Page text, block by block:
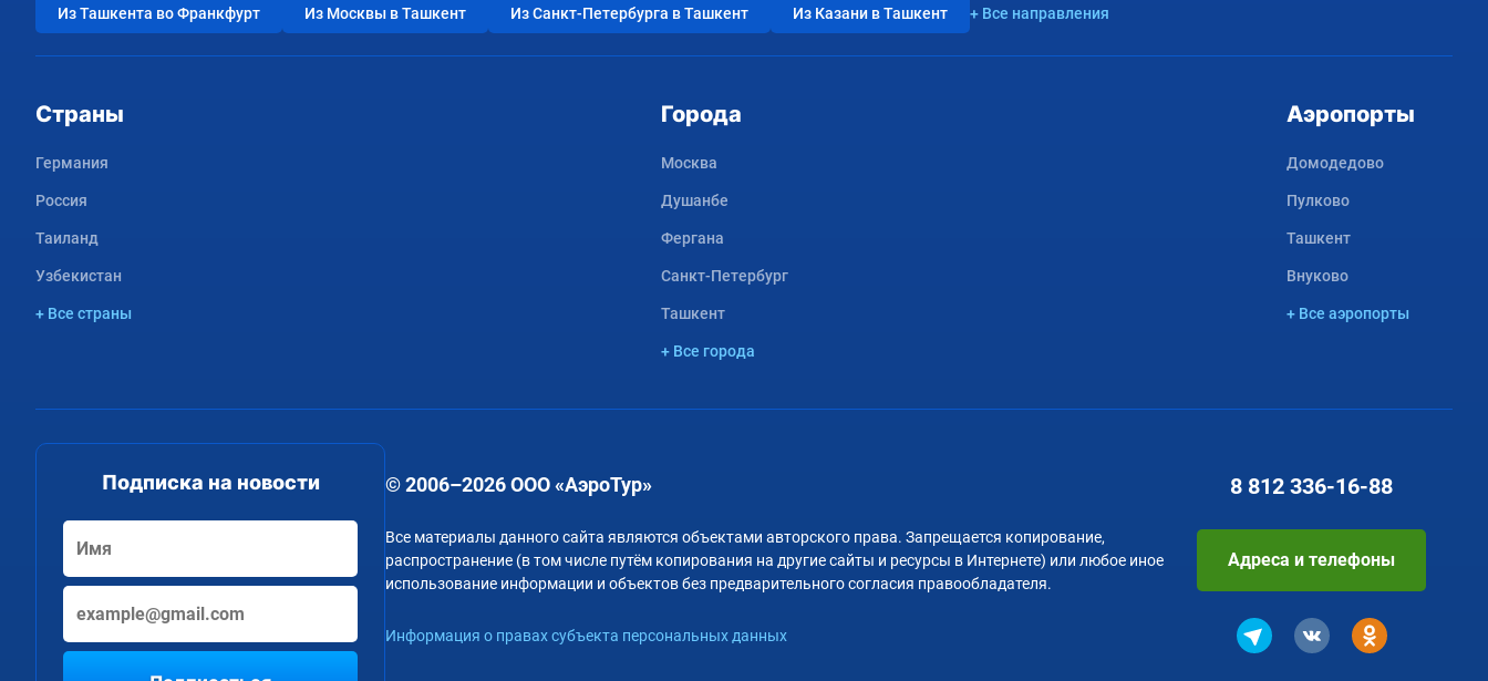
Из Ташкента во Франкфурт Из Москвы в Ташкент Из Санкт-Петербурга в Ташкент Из Казани в Ташкент + Все направления
Страны
Германия
Россия
Таиланд
Узбекистан
+ Все страны
Города
Москва
Душанбе
Фергана
Санкт-Петербург
Ташкент
+ Все города
Аэропорты
Домодедово
Пулково
Ташкент
Внуково
+ Все аэропорты
Подписка на новости © 2006–2026 ООО «АэроТур»
Все материалы данного сайта являются объектами авторского права. Запрещается копирование,
распространение (в том числе путём копирования на другие сайты и ресурсы в Интернете) или любое иное
использование информации и объектов без предварительного согласия правообладателя.
Информация о правах субъекта персональных данных
8 812 336-16-88
Адреса и телефоны